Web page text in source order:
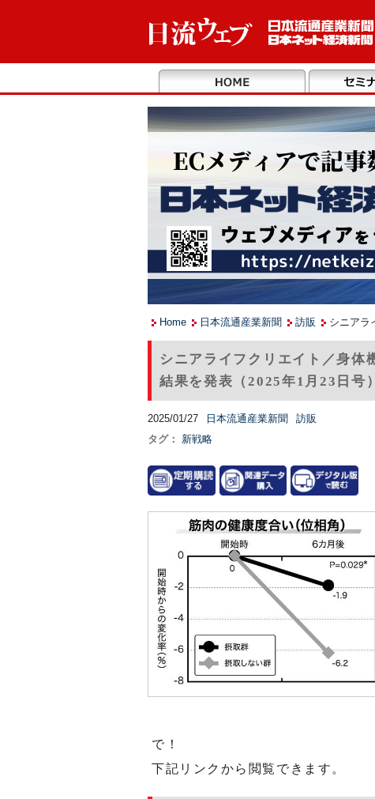
Home 日本流通産業新聞 訪販 シニアラ
シニアライフクリエイト／身体
結果を発表（2025年1月23日号）
2025/01/27 日本流通産業新聞
訪販
タグ：
新戦略
で！
下記リンクから閲覧できます。